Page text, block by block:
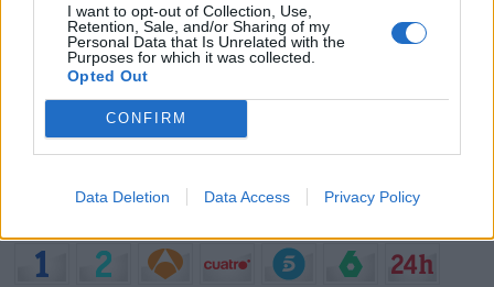
I want to opt-out of Collection, Use,
Retention, Sale, and/or Sharing of my
Personal Data that Is Unrelated with the
Purposes for which it was collected.
Opted Out
CONFIRM
Data Deletion Data Access Privacy Policy
¿Qué serie te gustaría que repusieran en televisión?
¿Cuál es el personaje de serie cómica con el que mejor te lo
¿Qué anuncio te gusta más de los que se emiten actualmente en
¿Cuál crees que es el mejor programa que hay en la televisión?